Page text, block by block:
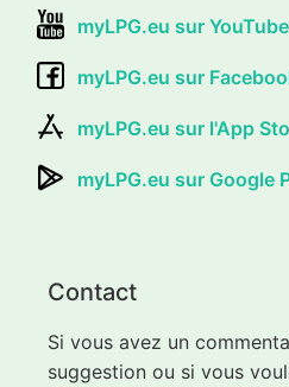
myLPG.eu sur YouTube
myLPG.eu sur
myLPG.eu sur l'App
myLPG.eu sur Google
Contact
Si vous avez un
suggestion ou si vous